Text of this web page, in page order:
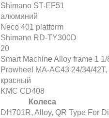
Shimano ST-EF51
алюминий
Neco 401 platform
Shimano RD-TY300D
20
Smart Machine Alloy frame 1
Prowheel MA-AC43 24/34/42T,
красный
KMC CD408
Колеса
DH701R, Alloy, QR Type For